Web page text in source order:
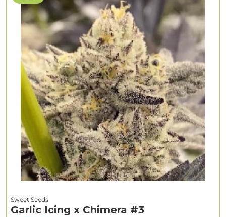
Sweet Seeds
Garlic Icing x Chimera #3